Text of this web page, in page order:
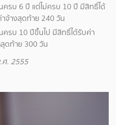
รบ 6 ปี แต่ไม่ครบ 10 ปี มีสิทธิ์ได้
จ้างสุดท้าย 240 วัน
รบ 10 ปีขึ้นไป มีสิทธิ์ได้รับค่า
ดท้าย 300 วัน
ศ. 2555